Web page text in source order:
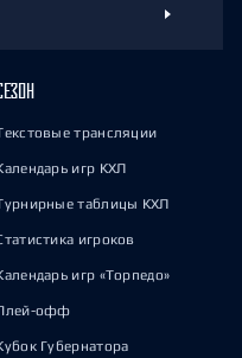
трансляции
игр КХЛ
таблицы КХЛ
игроков
игр «Торпедо»
офф
Губернатора